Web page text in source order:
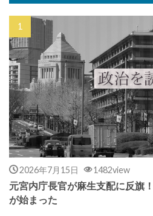
2026年7月15日 1482view
元宮内庁長官が麻生支配に反旗
が始まった